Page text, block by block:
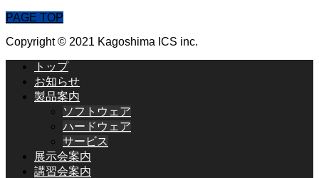
PAGE TOP
Copyright © 2021 Kagoshima ICS inc.
トップ
お知らせ
製品案内
ソフトウェア
ハードウェア
サービス
展示会案内
講習会案内